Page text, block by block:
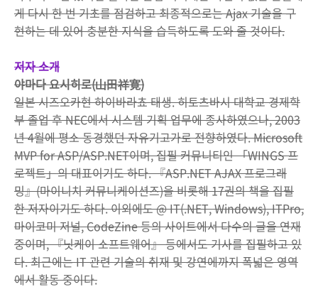
게 다시 한 번 기초를 점검하고 최종적으로는 Ajax 기술을 구
현하는 데 있어 충분한 지식을 습득하도록 도와 줄 것이다.
저자 소개
야마다 요시히로(山田祥寛)
일본 시즈오카현 하이바라쵸 태생. 히토츠바시 대학교 경제학
부 졸업 후 NEC에서 시스템 기획 업무에 종사하였으나, 2003
년 4월에 평소 동경했던 자유기고가로 전향하였다. Microsoft
MVP for ASP/ASP.NET이며, 집필 커뮤니티인 「WINGS 프
로젝트」의 대표이기도 하다. 『ASP.NET AJAX 프로그래
밍』(마이니치 커뮤니케이션즈)을 비롯해 17권의 책을 집필
한 저자이기도 하다. 이외에도 @ IT(.NET, Windows), ITPro,
마이코미 저널, CodeZine 등의 사이트에서 다수의 글을 연재
중이며, 『닛케이 소프트웨어』 등에서도 기사를 집필하고 있
다. 최근에는 IT 관련 기술의 취재 및 강연에까지 폭넓은 영역
에서 활동 중이다.